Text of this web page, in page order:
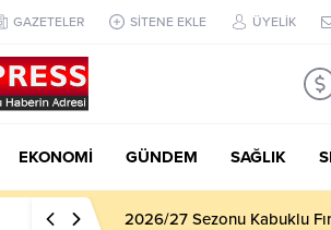
GAZETELER SİTENE EKLE ÜYELİK
EKONOMİ GÜNDEM SAĞLIK
Haliliye Belediyesi Her Gün